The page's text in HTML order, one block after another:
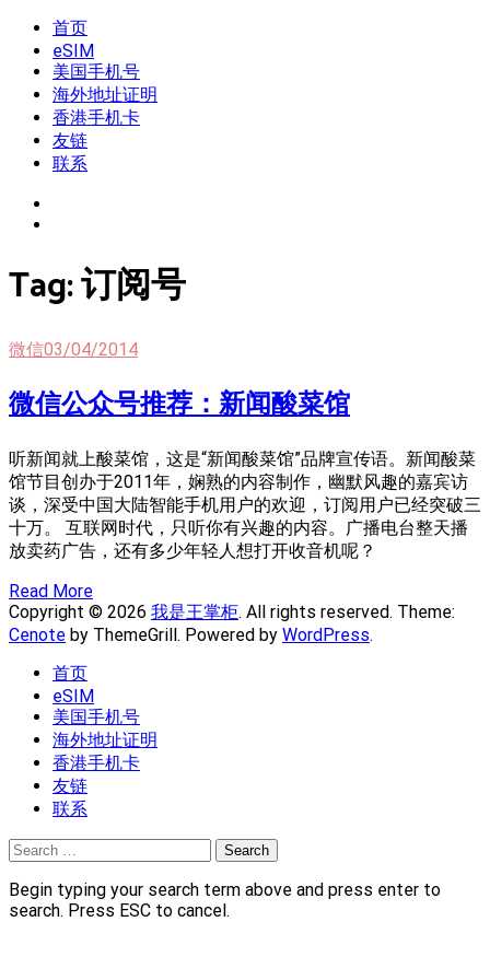
Skip
content
我是王掌柜
新闻酸菜馆|极客电台|自媒体联盟
首页
eSIM
美国手机号
海外地址证明
香港手机卡
友链
联系
Tag:订阅号
微信03/04/2014
微信公众号推荐：新闻酸菜馆
听新闻就上酸菜馆，这是“新闻酸菜馆”品牌宣传语。新闻酸菜
馆节目创办于2011年，娴熟的内容制作，幽默风趣的嘉宾访
谈，深受中国大陆智能手机用户的欢迎，订阅用户已经突破三
十万。 互联网时代，只听你有兴趣的内容。广播电台整天播
放卖药广告，还有多少年轻人想打开收音机呢？
Read More
Copyright © 2026 我是王掌柜. All rights reserved. Theme:
Cenote by ThemeGrill. Powered by WordPress.
首页
eSIM
美国手机号
海外地址证明
香港手机卡
友链
联系
Search
for:
Begin typing your search term above and press enter to
search. Press ESC to cancel.